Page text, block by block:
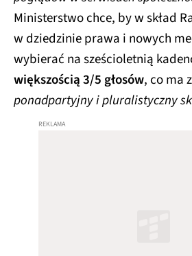
Ministerstwo chce, by w skład
w dziedzinie prawa i nowych
wybierać na sześcioletnią
większością 3/5 głosów, co ma
ponadpartyjny i pluralistyczny